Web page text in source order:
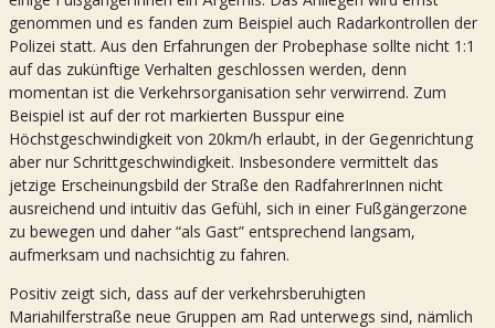
genommen und es fanden zum Beispiel auch Radarkontrollen der
Polizei statt. Aus den Erfahrungen der Probephase sollte nicht 1:1
auf das zukünftige Verhalten geschlossen werden, denn
momentan ist die Verkehrsorganisation sehr verwirrend. Zum
Beispiel ist auf der rot markierten Busspur eine
Höchstgeschwindigkeit von 20km/h erlaubt, in der Gegenrichtung
aber nur Schrittgeschwindigkeit. Insbesondere vermittelt das
jetzige Erscheinungsbild der Straße den RadfahrerInnen nicht
ausreichend und intuitiv das Gefühl, sich in einer Fußgängerzone
zu bewegen und daher “als Gast” entsprechend langsam,
aufmerksam und nachsichtig zu fahren.
Positiv zeigt sich, dass auf der verkehrsberuhigten
Mariahilferstraße neue Gruppen am Rad unterwegs sind, nämlich